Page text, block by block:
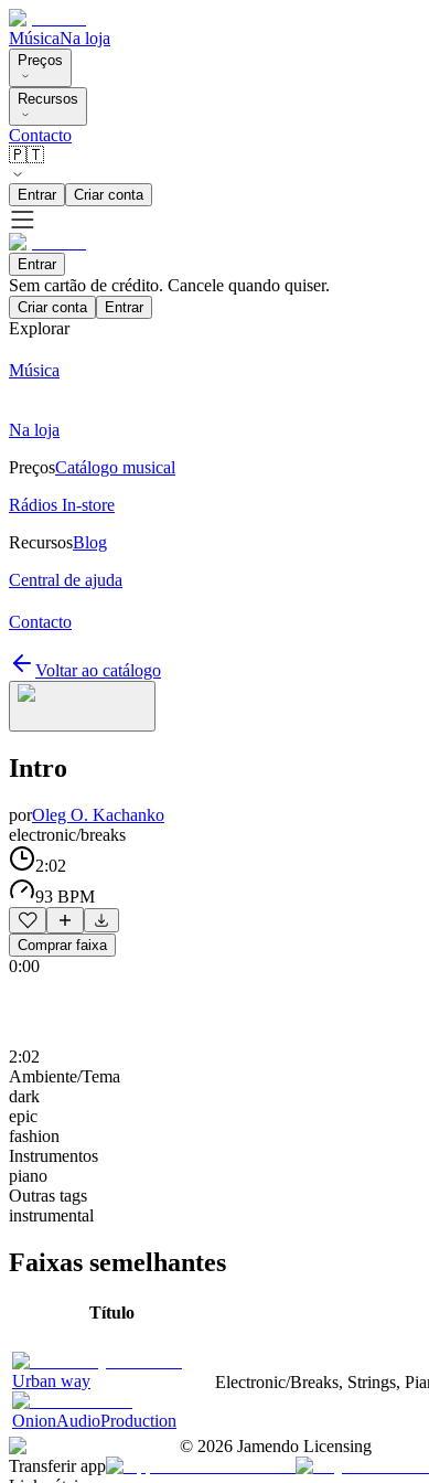
MúsicaNa loja
Preços
Recursos
Contacto
🇵🇹
Entrar Criar conta
Entrar
Sem cartão de crédito. Cancele quando quiser.
Criar conta Entrar
Explorar
Música
Na loja
PreçosCatálogo musical
Rádios In-store
RecursosBlog
Central de ajuda
Contacto
Voltar ao catálogo
Intro
porOleg O. Kachanko
electronic/breaks
2:02
93 BPM
Comprar faixa
0:00
2:02
Ambiente/Tema
dark
epic
fashion
Instrumentos
piano
Outras tags
instrumental
Faixas semelhantes
Título
Urban way
OnionAudioProduction
Electronic/Breaks, Strings,
© 2026 Jamendo Licensing
Transferir app